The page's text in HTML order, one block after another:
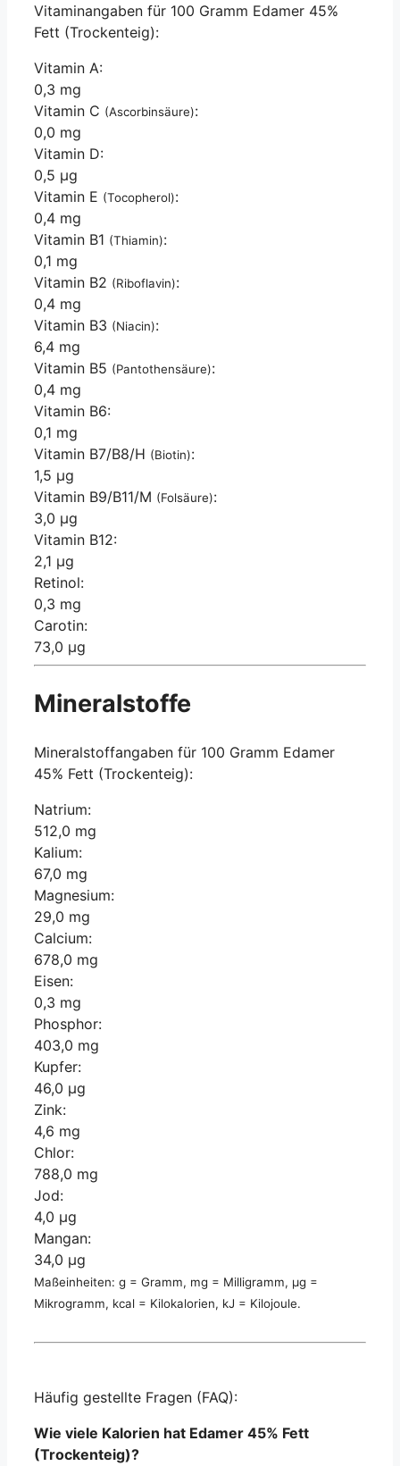
Vitaminangaben für 100 Gramm Edamer 45%
Fett (Trockenteig):
Vitamin A:
0,3 mg
Vitamin C (Ascorbinsäure):
0,0 mg
Vitamin D:
0,5 µg
Vitamin E (Tocopherol):
0,4 mg
Vitamin B1 (Thiamin):
0,1 mg
Vitamin B2 (Riboflavin):
0,4 mg
Vitamin B3 (Niacin):
6,4 mg
Vitamin B5 (Pantothensäure):
0,4 mg
Vitamin B6:
0,1 mg
Vitamin B7/B8/H (Biotin):
1,5 µg
Vitamin B9/B11/M (Folsäure):
3,0 µg
Vitamin B12:
2,1 µg
Retinol:
0,3 mg
Carotin:
73,0 µg
Mineralstoffe
Mineralstoffangaben für 100 Gramm Edamer
45% Fett (Trockenteig):
Natrium:
512,0 mg
Kalium:
67,0 mg
Magnesium:
29,0 mg
Calcium:
678,0 mg
Eisen:
0,3 mg
Phosphor:
403,0 mg
Kupfer:
46,0 µg
Zink:
4,6 mg
Chlor:
788,0 mg
Jod:
4,0 µg
Mangan:
34,0 µg
Maßeinheiten: g = Gramm, mg = Milligramm, µg =
Mikrogramm, kcal = Kilokalorien, kJ = Kilojoule.
Häufig gestellte Fragen (FAQ):
Wie viele Kalorien hat Edamer 45% Fett
(Trockenteig)?